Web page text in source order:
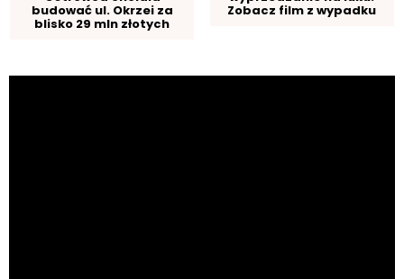
budować ul. Okrzei za
blisko 29 mln złotych
Zobacz film z wypadku